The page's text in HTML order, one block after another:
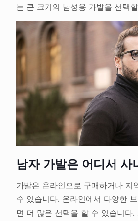
는 큰 크기의 남성용 가발을 선택
남자 가발은 어디서 사
가발은 온라인으로 구매하거나 지
수 있습니다. 온라인에서 다양한
면 더 많은 선택을 할 수 있습니다.